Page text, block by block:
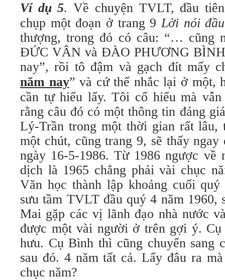
Ví dụ 5. Về chuyện TVLT, đầu
chụp một đoạn ở trang 9Lời nói đầu
thượng, trong đó có câu: “… cũng
ĐỨC VÂN và ĐÀO PHƯƠNG BÌNH
nay”, rồi tô đậm và gạch đít mấy
năm nay” và cứ thế nhắc lại ở một,
cần tự hiểu lấy. Tôi cố hiểu mà
rằng câu đó có một thông tin đáng
Lý-Trần trong một thời gian rất lâu,
một chút, cũng trang 9, sẽ thấy
ngày 16-5-1986. Từ 1986 ngược về
dịch là 1965 chẳng phải vài chục
Văn học thành lập khoảng cuối
sưu tầm TVLT đầu quý 4 năm 1960,
Mai gặp các vị lãnh đạo nhà nước
được một vài người ở trên gợi ý. Cụ
hưu. Cụ Bình thì cũng chuyển sang
sau đó. 4 năm tất cả. Lấy đâu ra
chục năm?